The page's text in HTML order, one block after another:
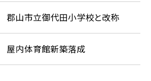
郡山市立御代田小学校と改称
屋内体育館新築落成